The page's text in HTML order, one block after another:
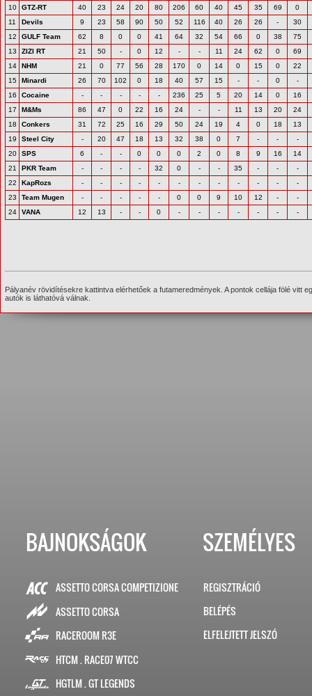
10 GTZ-RT 40 23 24 20 80 206 60 40 45 35 69
0
11
Devils 9 23 58 90 50 52 116 40 26 26 -
30
12
GULF Team 62 8 0 0 41 64 32 54 66 0 38
75
13
ZIZI RT 21 50 - 0 12 - - 11 24 62 0
69
14
NHM 21 0 77 56 28 170 0 14 0 15 0
22
15
Minardi 26 70 102 0 18 40 57 15 - - 0
-
16
Cocaine - - - - - 236 25 5 20 14 0
16
17
M&Ms 86 47 0 22 16 24 - - 11 13 20
24
18
Conkers 31 72 25 16 29 50 24 19 4 0 18
13
19
Steel City - 20 47 18 13 32 38 0 7 - -
-
20
SPS 6 - - 0 0 0 2 0 8 9 16
14
21
PKR Team - - - - 32 0 - - 35 - -
-
22
KapRozs - - - - - - - - - - -
-
23
Team Mugen - - - - - 0 0 9 10 12 -
-
24
VANA 12 13 - - 0 - - - - - - -
Pályanév rövidítésekre kattintva elérhetőek a futameredmények. A pontok cellája fölé vitt
autók is láthatóvá válnak.
BAJNOKSÁGOK
ASSETTO CORSA COMPETIZIONE
ASSETTO CORSA
RACEROOM R3E
HTCM . RACE07 WTCC
HGTLM . GT LEGENDS
SZEMÉLYES
REGISZTRÁCIÓ
BELÉPÉS
ELFELEJTETT JELSZÓ